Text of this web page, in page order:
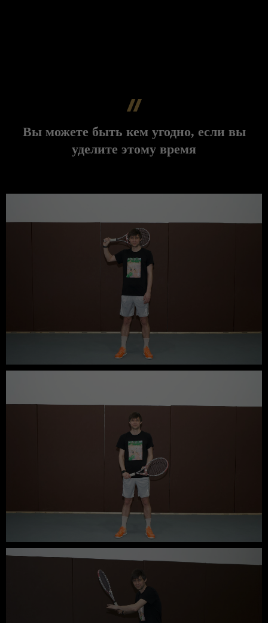
Вы можете быть кем угодно, если вы
уделите этому время